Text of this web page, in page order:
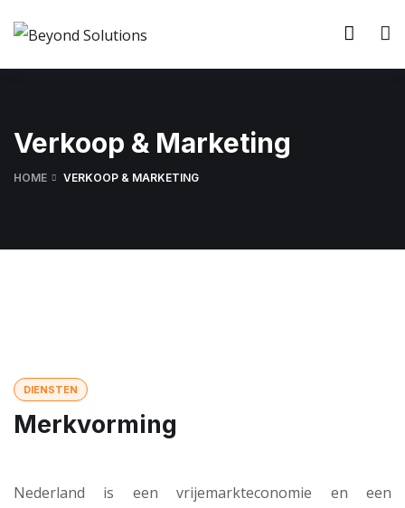
Verkoop & Marketing
HOME VERKOOP & MARKETING
DIENSTEN
Merkvorming
Nederland is een vrijemarkteconomie en een